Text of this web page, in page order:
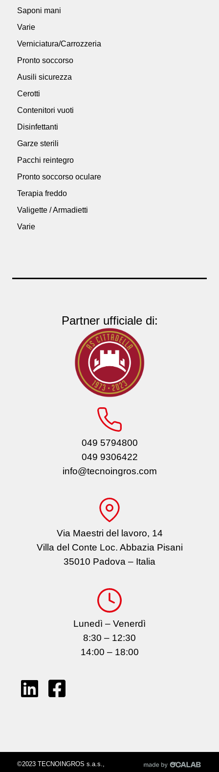
Saponi mani
Varie
Verniciatura/Carrozzeria
Pronto soccorso
Ausili sicurezza
Cerotti
Contenitori vuoti
Disinfettanti
Garze sterili
Pacchi reintegro
Pronto soccorso oculare
Terapia freddo
Valigette / Armadietti
Varie
Partner ufficiale di:
049 5794800
049 9306422
info@tecnoingros.com
Via Maestri del lavoro, 14
Villa del Conte Loc. Abbazia Pisani
35010 Padova – Italia
Lunedì – Venerdì
8:30 – 12:30
14:00 – 18:00
©2023 TECNOINGROS s.a.s.,